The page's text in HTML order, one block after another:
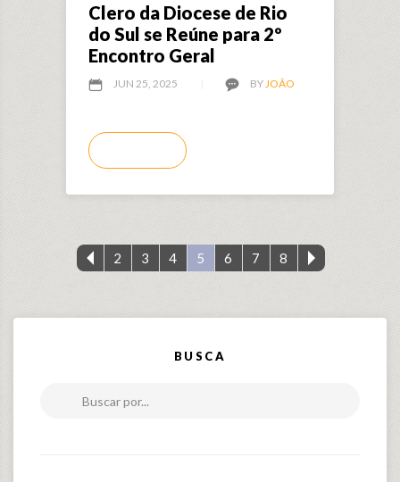
Clero da Diocese de Rio
do Sul se Reúne para 2º
Encontro Geral
JUN 25, 2025 BY JOÃO
2 3 4 5 6 7 8
BUSCA
Buscar por...